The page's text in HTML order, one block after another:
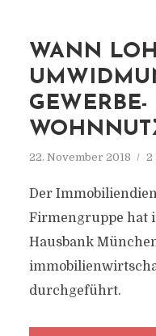
WANN
GEWERBE-
22. November 2018 2
Der
Firmengruppe hat
Hausbank
durchgeführt.